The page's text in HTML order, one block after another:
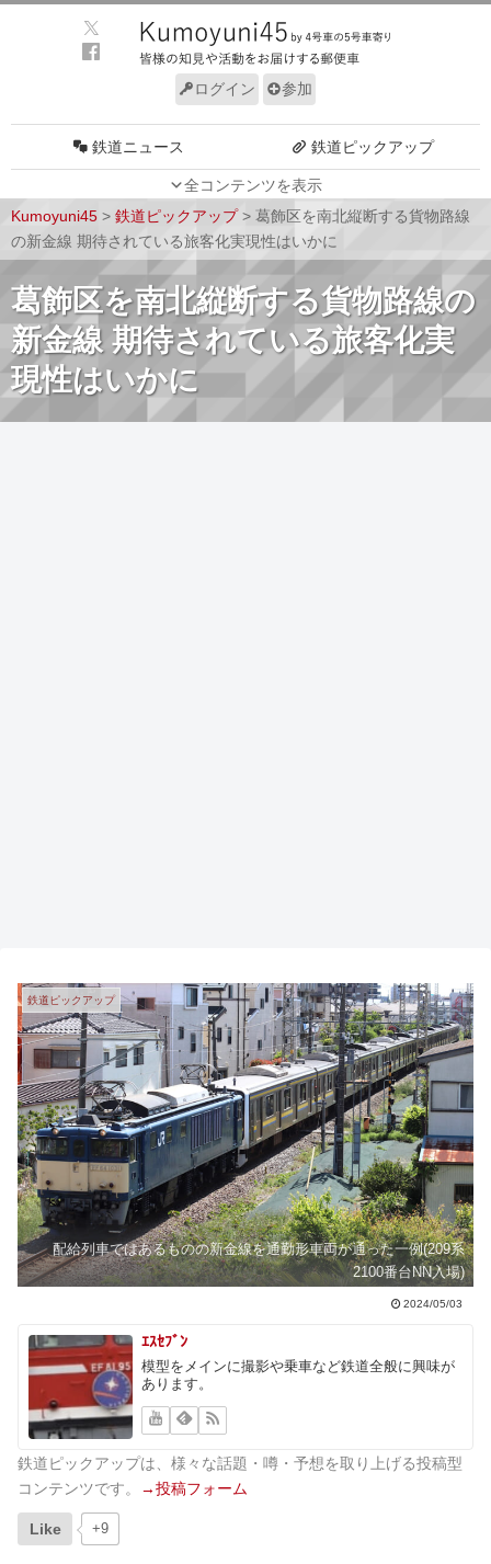
ログイン 参加
全コンテンツを表示
鉄道ニュース 鉄道ピックアップ
車両技術
ルール サイトについて
Kumoyuni45 > 鉄道ピックアップ> 葛飾区を南北縦断する貨物路線
の新金線 期待されている旅客化実現性はいかに
葛飾区を南北縦断する貨物路線の
新金線 期待されている旅客化実
現性はいかに
鉄道ピックアップ
配給列車ではあるものの新金線を通勤形車両が通った一例(209系
2100番台NN入場)
2024/05/03
ｴｽｾﾌﾞﾝ
模型をメインに撮影や乗車など鉄道全般に興味が
あります。
鉄道ピックアップは、様々な話題・噂・予想を取り上げる投稿型
コンテンツです。
→投稿フォーム
Like +9